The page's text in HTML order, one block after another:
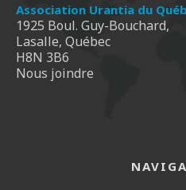
Association Urantia du
1925 Boul. Guy-Bouchard,
Lasalle, Québec
H8N 3B6
Nous joindre